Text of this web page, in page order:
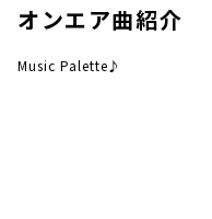
オンエア曲紹介
Music Palette♪